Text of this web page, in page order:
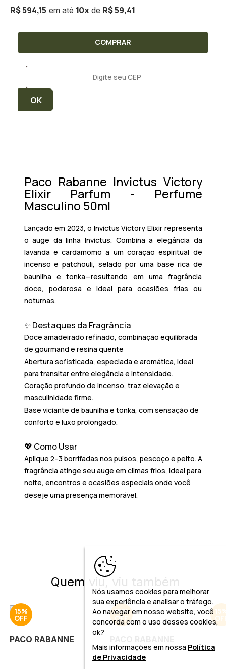
R$ 594,15 10x R$ 59,41
COMPRAR
Paco Rabanne Invictus Victory
Elixir Parfum - Perfume
Masculino 50ml
Lançado em 2023, o Invictus Victory Elixirrepresenta
o auge da linha Invictus. Combina a elegância da
lavanda e cardamomo a um coração espiritual de
incenso e patchouli, selado por uma base rica de
baunilha e tonka—resultando em uma fragrância
doce, poderosa e ideal para ocasiões frias ou
noturnas.
✨ Destaques da Fragrância
Doce amadeirado refinado, combinação equilibrada
de gourmand e resina quente
Abertura sofisticada, especiada e aromática, ideal
para transitar entre elegância e intensidade.
Coração profundo de incenso, traz elevação e
masculinidade firme.
Base viciante de baunilha e tonka, com sensação de
conforto e luxo prolongado.
💖 Como Usar
Aplique 2–3 borrifadas nos pulsos, pescoço e peito. A
fragrância atinge seu auge em climas frios, ideal para
noite, encontros e ocasiões especiais onde você
deseje uma presença memorável.
Quem viu, viu também
15%
PACO RABANNE
15%
Nós usamos cookies para melhorar
sua experiência e analisar o tráfego.
Ao navegar em nosso website, você
concorda com o uso desses cookies,
ok?
Mais informações em nossa Política
de Privacidade